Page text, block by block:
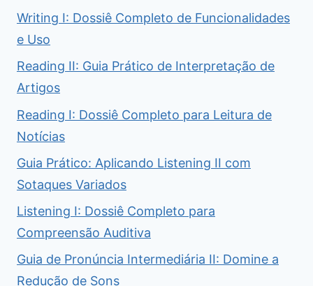
Writing I: Dossiê Completo de Funcionalidades
e Uso
Reading II: Guia Prático de Interpretação de
Artigos
Reading I: Dossiê Completo para Leitura de
Notícias
Guia Prático: Aplicando Listening II com
Sotaques Variados
Listening I: Dossiê Completo para
Compreensão Auditiva
Guia de Pronúncia Intermediária II: Domine a
Redução de Sons